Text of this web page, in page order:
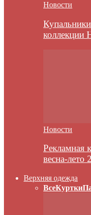
Новости
коллекции
Новости
Рекламная
весна-лето
Верхняя одежда
ВсеКуртки